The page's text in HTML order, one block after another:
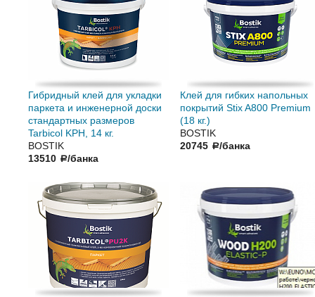
Гибридный клей для укладки
паркета и инженерной доски
стандартных размеров
Tarbicol KPH, 14 кг.
BOSTIK
13510 a/банка
Клей для гибких напольных
покрытий Stix A800 Premium
(18 кг.)
BOSTIK
20745 a/банка